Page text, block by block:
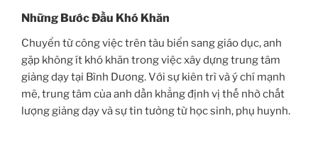
Những Bước Đầu Khó Khăn
Chuyển từ công việc trên tàu biển sang giáo dục, anh
gặp không ít khó khăn trong việc xây dựng trung tâm
giảng dạy tại Bình Dương. Với sự kiên trì và ý chí mạnh
mẽ, trung tâm của anh dần khẳng định vị thế nhờ chất
lượng giảng dạy và sự tin tưởng từ học sinh, phụ huynh.